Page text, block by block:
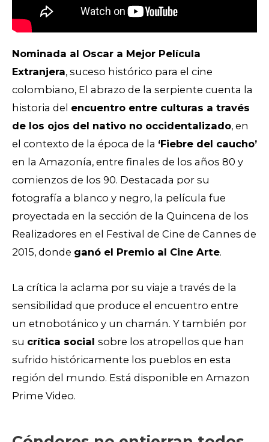
Nominada al Oscar a Mejor Película
Extranjera, suceso histórico para el cine
colombiano, El abrazo de la serpiente cuenta la
historia del encuentro entre culturas a través
de los ojos del nativo no occidentalizado, en
el contexto de la época de la ‘Fiebre del caucho’
en la Amazonía, entre finales de los años 80 y
comienzos de los 90. Destacada por su
fotografía a blanco y negro, la película fue
proyectada en la sección de la Quincena de los
Realizadores en el Festival de Cine de Cannes de
2015, donde ganó el Premio al Cine Arte.
La crítica la aclama por su viaje a través de la
sensibilidad que produce el encuentro entre
un etnobotánico y un chamán. Y también por
su crítica social sobre los atropellos que han
sufrido históricamente los pueblos en esta
región del mundo. Está disponible en Amazon
Prime Video.